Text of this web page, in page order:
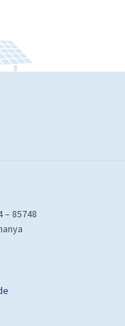
85748